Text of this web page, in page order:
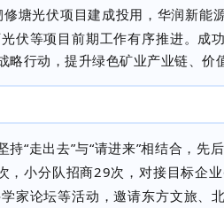
塘光伏项目建成投用，华润新能
伏等项目前期工作有序推进。成
行动，提升绿色矿业产业链、价
持“走出去”与“请进来”相结合，先
，小分队招商29次，对接目标企业
家论坛等活动，邀请东方文旅、